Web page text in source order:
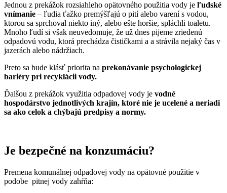
Jednou z prekážok rozsiahleho opätovného použitia vody je ľudské
vnímanie – ľudia ťažko premýšľajú o pití alebo varení s vodou,
ktorou sa sprchoval niekto iný, alebo ešte horšie, spláchli toaletu.
Mnoho ľudí si však neuvedomuje, že už dnes pijeme zriedenú
odpadovú vodu, ktorá prechádza čističkami a a strávila nejaký čas v
jazerách alebo nádržiach.
Preto sa bude klásť priorita na prekonávanie psychologickej
bariéry pri recyklácii vody.
Ďalšou z prekážok využitia odpadovej vody je vodné
hospodárstvo jednotlivých krajín, ktoré nie je ucelené a neriadi
sa ako celok a chýbajú predpisy a normy.
Je bezpečné na konzumáciu?
Premena komunálnej odpadovej vody na opätovné použitie v
podobe pitnej vody zahŕňa: